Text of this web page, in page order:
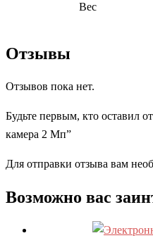
Вес
Отзывы
Отзывов пока нет.
Будьте первым, кто оставил
камера 2 Мп”
Для отправки отзыва вам
Возможно вас